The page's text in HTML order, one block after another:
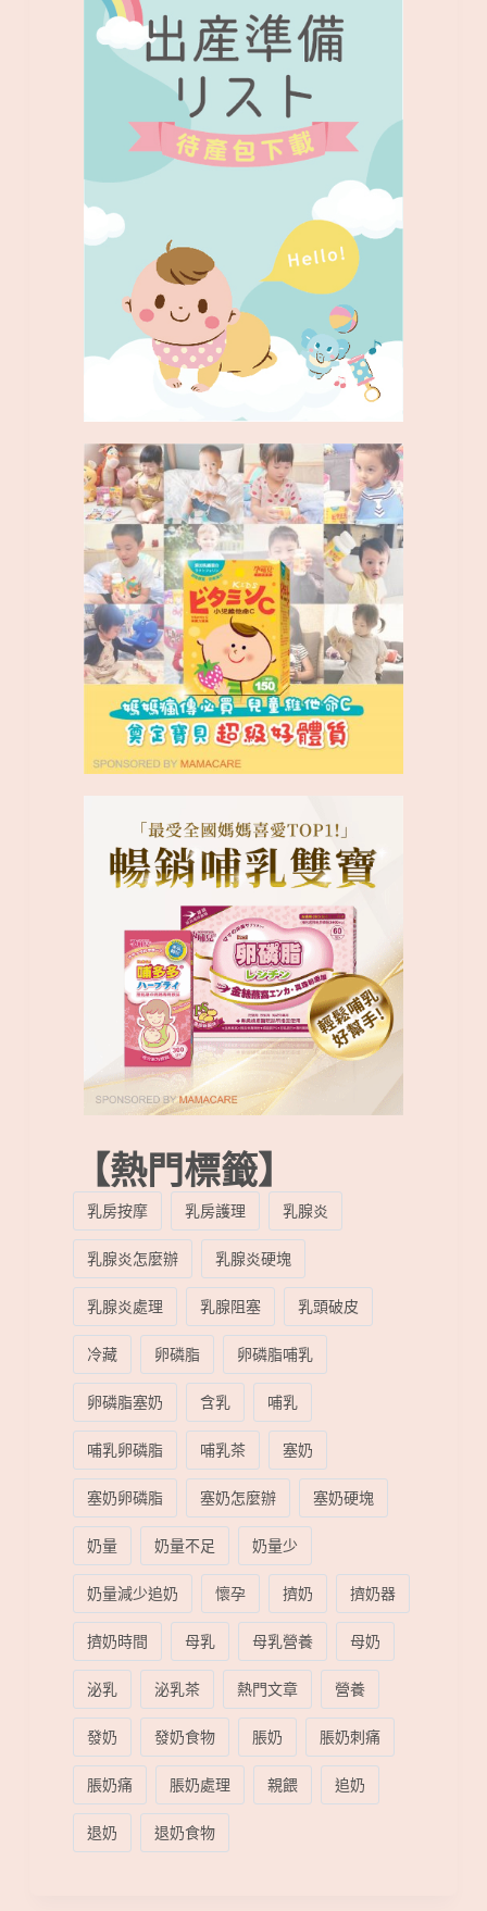
【熱門標籤】
乳房按摩 乳房護理
乳腺炎
乳腺炎怎麼辦
乳腺炎硬塊
乳腺炎處理
乳腺阻塞
乳頭破皮
冷藏
卵磷脂
卵磷脂哺乳
卵磷脂塞奶
含乳
哺乳
哺乳卵磷脂
哺乳茶
塞奶
塞奶卵磷脂
塞奶怎麼辦
塞奶硬塊
奶量
奶量不足
奶量少
奶量減少追奶
懷孕 擠奶
擠奶器
擠奶時間
母乳 母乳營養
母奶
泌乳
泌乳茶 熱門文章
營養
發奶
發奶食物 脹奶
脹奶刺痛
脹奶痛
脹奶處理 親餵
追奶
退奶
退奶食物